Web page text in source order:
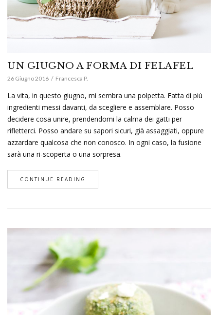
UN GIUGNO A FORMA DI FELAFEL
26 Giugno 2016 Francesca P.
La vita, in questo giugno, mi sembra una polpetta. Fatta di più
ingredienti messi davanti, da scegliere e assemblare. Posso
decidere cosa unire, prendendomi la calma dei gatti per
rifletterci. Posso andare su sapori sicuri, già assaggiati, oppure
azzardare qualcosa che non conosco. In ogni caso, la fusione
sarà una ri-scoperta o una sorpresa.
CONTINUE READING